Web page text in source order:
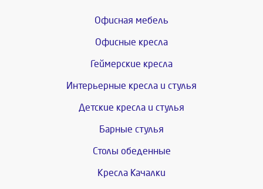
Офисная мебель
Офисные кресла
Геймерские кресла
Интерьерные кресла и стулья
Детские кресла и стулья
Барные стулья
Столы обеденные
Кресла Качалки